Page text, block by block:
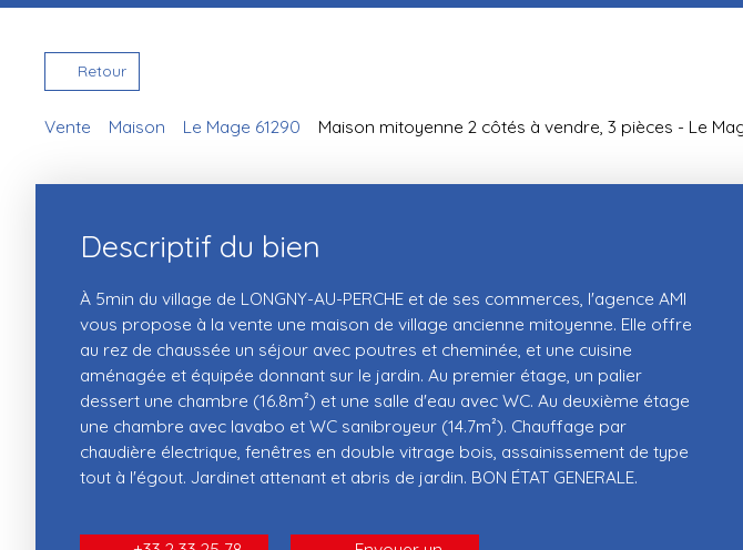
Retour
Vente Maison Le Mage 61290 Maison mitoyenne 2 côtés à vendre, 3 pièces - Le
Descriptif du bien
À 5min du village de LONGNY-AU-PERCHE et de ses commerces, l'agence AMI
vous propose à la vente une maison de village ancienne mitoyenne. Elle offre
au rez de chaussée un séjour avec poutres et cheminée, et une cuisine
aménagée et équipée donnant sur le jardin. Au premier étage, un palier
dessert une chambre (16.8m²) et une salle d'eau avec WC. Au deuxième étage
une chambre avec lavabo et WC sanibroyeur (14.7m²). Chauffage par
chaudière électrique, fenêtres en double vitrage bois, assainissement de type
tout à l'égout. Jardinet attenant et abris de jardin. BON ÉTAT GENERALE.